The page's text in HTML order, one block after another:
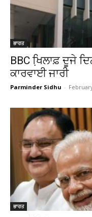
ਭਾਰਤ
BBC ਖਿ਼ਲਾਫ਼ ਦੂਜੇ
ਕਾਰਵਾਈ ਜਾਰੀ
Parminder Sidhu -
ਭਾਰਤ